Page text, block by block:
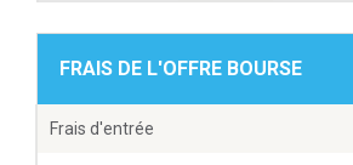
FRAIS DE L'OFFRE BOURSE
Frais d'entrée